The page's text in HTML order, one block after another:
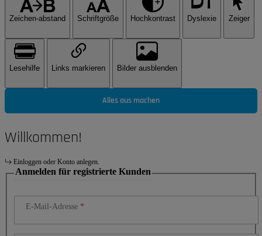
Zeichen-abstand Schriftgröße Hochkontrast Dyslexie Zeiger
Lesehilfe Links markieren Bilder ausblenden
Alles aus machen
Willkommen!
Einloggen oder Konto anlegen.
Anmelden für registrierte Kunden
E-Mail-Adresse